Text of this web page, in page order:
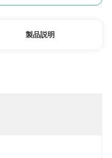
製品説明